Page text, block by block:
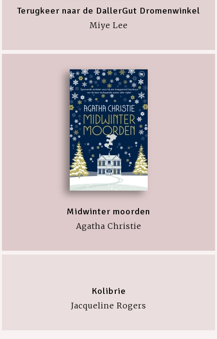
Terugkeer naar de DallerGut Dromenwinkel
Miye Lee
Midwinter moorden
Agatha Christie
Kolibrie
Jacqueline Rogers